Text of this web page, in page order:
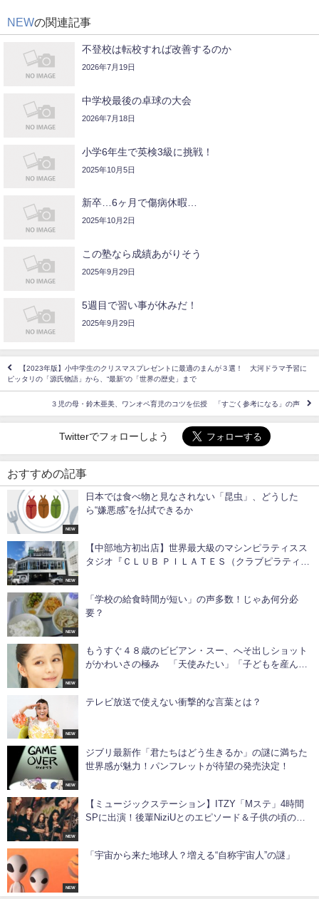
NEWの関連記事
不登校は転校すれば改善するのか
2026年7月19日
中学校最後の卓球の大会
2026年7月18日
小学6年生で英検3級に挑戦！
2025年10月5日
新卒…6ヶ月で傷病休暇…
2025年10月2日
この塾なら成績あがりそう
2025年9月29日
5週目で習い事が休みだ！
2025年9月29日
【2023年版】小中学生のクリスマスプレゼントに最適のまんが３選！ 大河ドラマ予習に
ピッタリの「源氏物語」から、“最新”の「世界の歴史」まで
３児の母・鈴木亜美、ワンオペ育児のコツを伝授 「すごく参考になる」の声
Twitterでフォローしよう
おすすめの記事
NEW
日本では食べ物と見なされない「昆虫」、どうした
ら“嫌悪感”を払拭できるか
NEW
【中部地方初出店】世界最大級のマシンピラティスス
タジオ『ＣＬＵＢ ＰＩＬＡＴＥＳ（クラブピラティ
NEW
「学校の給食時間が短い」の声多数！じゃあ何分必
要？
NEW
もうすぐ４８歳のビビアン・スー、へそ出しショット
がかわいさの極み 「天使みたい」「子どもを産んで
NEW
テレビ放送で使えない衝撃的な言葉とは？
NEW
ジブリ最新作「君たちはどう生きるか」の謎に満ちた
世界感が魅力！パンフレットが待望の発売決定！
NEW
【ミュージックステーション】ITZY「Mステ」4時間
SPに出演！後輩NiziUとのエピソード＆子供の頃の写
NEW
「宇宙から来た地球人？増える“自称宇宙人”の謎」